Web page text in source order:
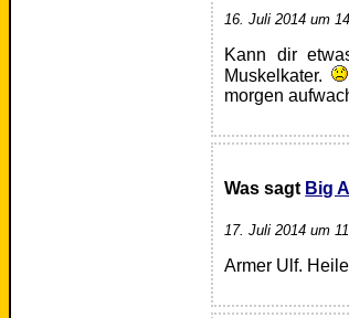
16. Juli 2014 um
Kann dir
Muskelkater.
morgen
Was sagt Big Al
17. Juli 2014 um
Armer Ulf.